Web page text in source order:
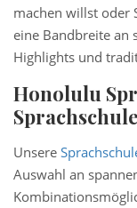
machen willst oder
eine Bandbreite an
Highlights und
Honolulu
Unsere
Auswahl an